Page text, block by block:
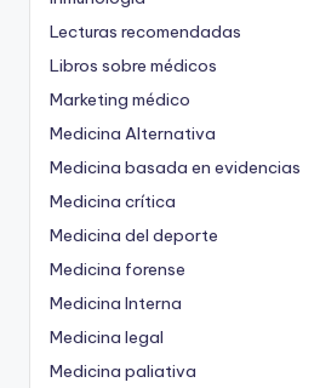
Lecturas recomendadas
Libros sobre médicos
Marketing médico
Medicina Alternativa
Medicina basada en evidencias
Medicina crítica
Medicina del deporte
Medicina forense
Medicina Interna
Medicina legal
Medicina paliativa